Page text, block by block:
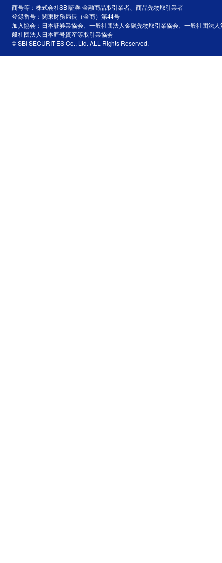
商号等：株式会社SBI証券 金融商品取引業者、商品先物取引業者
登録番号：関東財務局長（金商）第44号
加入協会：日本証券業協会、一般社団法人金融先物取引業協会、一般社団法
般社団法人日本暗号資産等取引業協会
© SBI SECURITIES Co., Ltd. ALL Rights Reserved.